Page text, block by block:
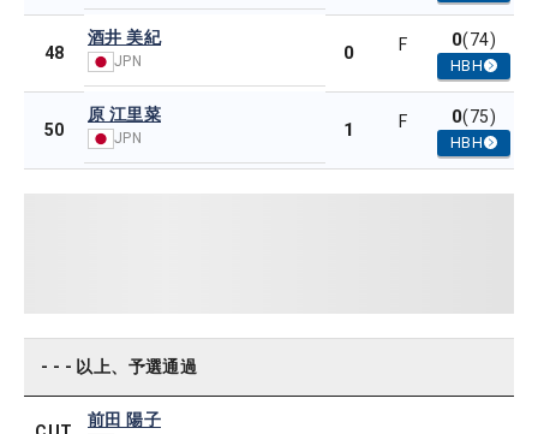
48
酒井 美紀
JPN 0 F 0(74)
HBH
50
原 江里菜
JPN 1 F 0(75)
HBH
- - - 以上、予選通過
前田 陽子